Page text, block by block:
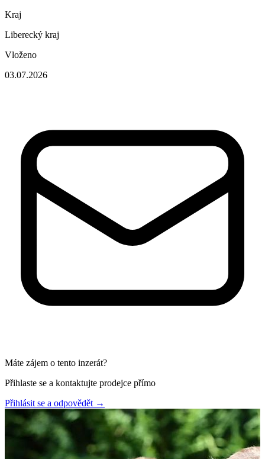
Kraj
Liberecký kraj
Vloženo
03.07.2026
Máte zájem o tento inzerát?
Přihlaste se a kontaktujte prodejce přímo
Přihlásit se a odpovědět →